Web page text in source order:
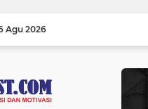
Agu 2026